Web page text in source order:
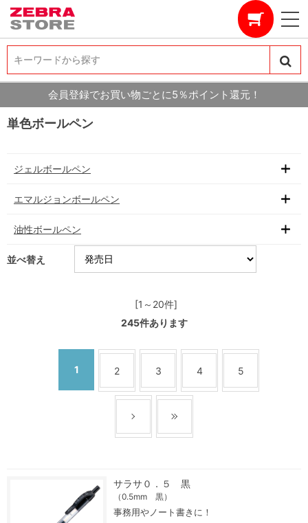
キーワードから探す
キーワードから探す
会員登録でお買い物ごとに5％ポイント還元！
単色ボールペン
ジェルボールペン
エマルジョンボールペン
油性ボールペン
並べ替え
[1～20件]
245件あります
1 2 3 4 5
サラサ０．５ 黒
（0.5mm 黒）
事務用やノート書きに！